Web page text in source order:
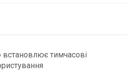
тимчасові